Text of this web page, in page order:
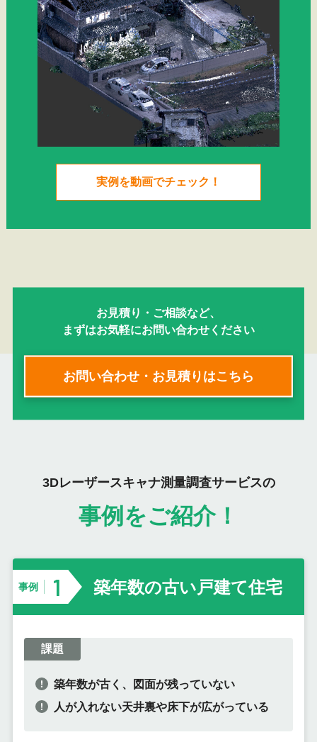
実例を動画でチェック！
お見積り・ご相談など、
まずはお気軽にお問い合わせください
お問い合わせ・お見積りはこちら
3Dレーザースキャナ測量調査サービスの
事例をご紹介！
事例 1 築年数の古い戸建て住宅
課題
築年数が古く、図面が残っていない
人が入れない天井裏や床下が広がっている